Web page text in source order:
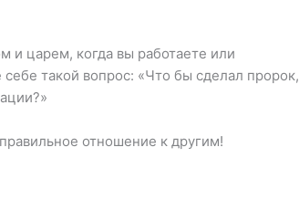
и царем, когда вы работаете или
такой вопрос: «Что бы сделал пророк,
отношение к другим!